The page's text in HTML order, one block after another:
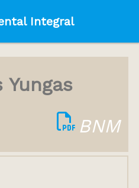
Integral
Yungas
BNM